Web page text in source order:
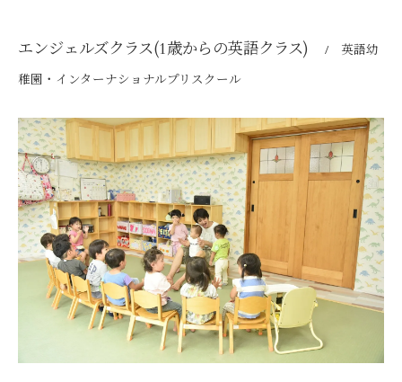
エンジェルズクラス(1歳からの英語クラス)
英語幼
稚園・インターナショナルプリスクール